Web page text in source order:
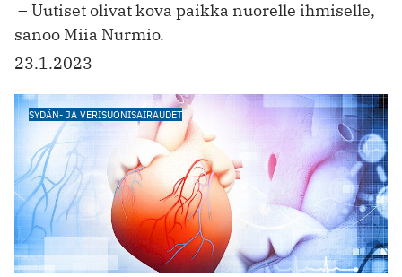
­ – Uutiset olivat kova paikka nuorelle ihmiselle,
sanoo Miia Nurmio.
23.1.2023
SYDÄN- JA VERISUONISAIRAUDET